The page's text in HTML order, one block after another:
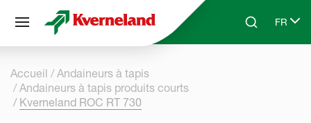
Skip to main contentSearchFR
Select
Accueil
Andaineurs à tapis
Andaineurs à tapis produits courts
Kverneland ROC RT 730
Panneau de gestion des cookies